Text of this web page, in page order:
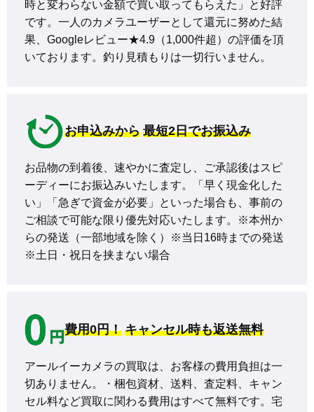
時と変わらない金額で買い取ってもらえた」と好評
です。一人のカメラユーザーとして還元に努めた結
果、Googleレビュー★4.9（1,000件超）の評価を頂
いております。釣り見積もりは一切行いません。
お申込みから 最短2日でお振込み
お品物の到着後、速やかに査定し、ご承認後はスピ
ーディーにお振込みいたします。「早く現金化した
い」「急ぎで資金が必要」といった場合も、事前の
ご相談で可能な限り優先対応いたします。※本州か
らの発送（一部地域を除く）※当日16時までの発送
※土日・祝日を挟まない場合
費用0円！ キャンセル時も返送無料
アールイーカメラの買取は、お客様の費用負担は一
切ありません。・梱包資材、送料、査定料、キャン
セル料など買取に関わる費用はすべて無料です。宅